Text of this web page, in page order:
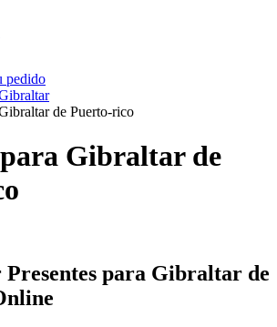
pedido
de Puerto-rico
para Gibraltar de
para Gibraltar de